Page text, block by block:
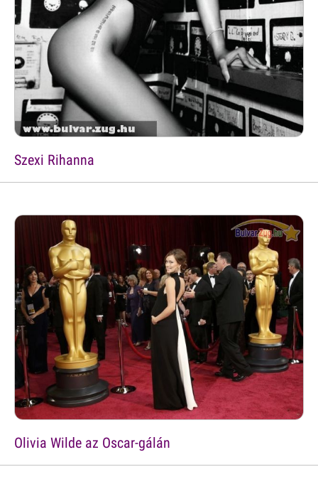
Szexi Rihanna
Olivia Wilde az Oscar-gálán